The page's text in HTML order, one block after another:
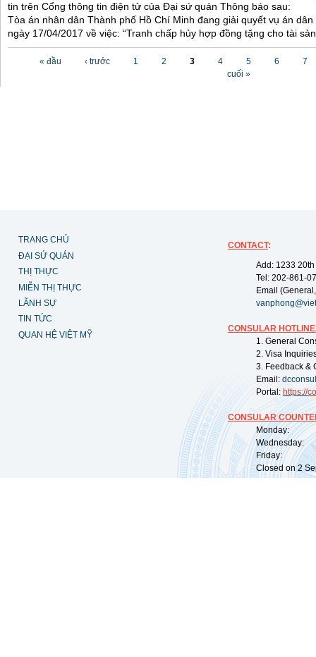
tin trên Cổng thông tin điện tử của Đại sứ quán Thông báo sau:
Tòa án nhân dân Thành phố Hồ Chí Minh đang giải quyết vụ án
ngày 17/04/2017 về việc: “Tranh chấp hủy hợp đồng tặng cho tài
« đầu ‹ trước 1 2 3 4 5 6
7
cuối »
TRANG CHỦ
ĐẠI SỨ QUÁN
THỊ THỰC
MIỄN THỊ THỰC
LÃNH SỰ
TIN TỨC
QUAN HỆ VIỆT MỸ
CONTACT:
Add: 1233
Tel: 202-861-
Email
CONSULAR
1. General
2. Visa
3. Feedback &
Email:
Portal: https://
CONSULAR
Monday:
Wednesday:
Friday:
Closed on 2